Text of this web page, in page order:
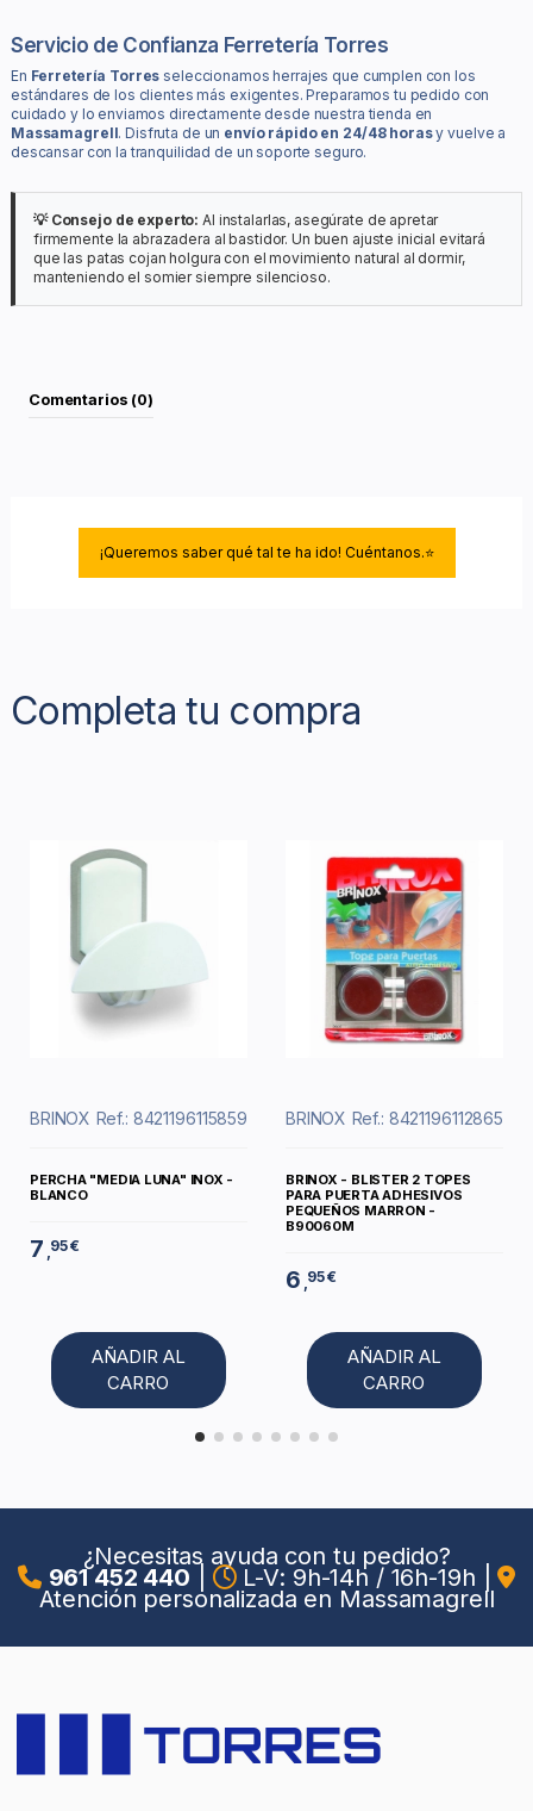
Servicio de Confianza Ferretería Torres
En Ferretería Torres seleccionamos herrajes que cumplen con los
estándares de los clientes más exigentes. Preparamos tu pedido con
cuidado y lo enviamos directamente desde nuestra tienda en
Massamagrell. Disfruta de un envío rápido en 24/48 horasy vuelve a
descansar con la tranquilidad de un soporte seguro.
💡 Consejo de experto: Al instalarlas, asegúrate de apretar
firmemente la abrazadera al bastidor. Un buen ajuste inicial evitará
que las patas cojan holgura con el movimiento natural al dormir,
manteniendo el somier siempre silencioso.
Comentarios (0)
¡Queremos saber qué tal te ha ido! Cuéntanos.⭐
Completa tu compra
BRINOX Ref.: 8421196115859
PERCHA "MEDIA LUNA" INOX -
BLANCO
7 ,95 €
AÑADIR AL
CARRO
BRINOX Ref.: 8421196112865
BRINOX - BLISTER 2 TOPES
PARA PUERTA ADHESIVOS
PEQUEÑOS MARRON -
B90060M
6 ,95 €
AÑADIR AL
CARRO
¿Necesitas ayuda con tu pedido?
961 452 440 L-V: 9h-14h / 16h-19h
Atención personalizada en Massamagrell